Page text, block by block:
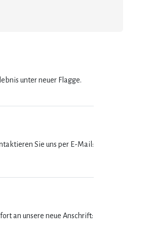
unter neuer Flagge.
Sie uns per E-Mail:
an unsere neue Anschrift: